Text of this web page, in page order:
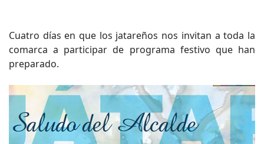
Cuatro días en que los jatareños nos invitan a toda la
comarca a participar de programa festivo que han
preparado.